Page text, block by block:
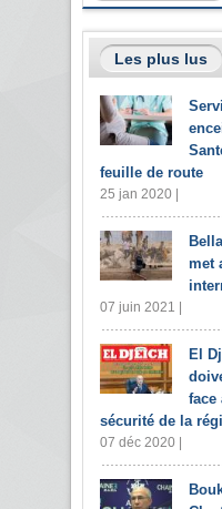
Les plus lus
feuille de route
25 jan 2020 |
met
07 juin 2021 |
El
face
sécurité de la
07 déc 2020 |